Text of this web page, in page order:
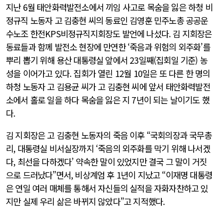
지난 6월 태안화력발전소에서 끼임 사고로 목숨을 잃은 하청 비
정규직 노동자 고 김충현 씨의 동료인 김영훈 민주노총 공공운
수노조 한전KPS비정규직지회장도 발언에 나섰다. 김 지회장은
동료들과 함께 발전소 현장에 만연한 ‘죽음과 위험의 외주화’를
뿌리 뽑기 위해 용산 대통령실 앞에서 23일째(집회일 기준) 농
성을 이어가고 있다. 집회가 열린 12월 10일은 또 다른 한 명의
하청 노동자 고 김용균 씨가 고 김충현 씨에 앞서 태안화력발전
소에서 홀로 일을 하다 목숨을 잃은 지 7년이 되는 날이기도 했
다.
김 지회장은 고 김충현 노동자의 죽음 이후 “국회의장과 국무총
리, 대통령실 비서실장까지 ‘죽음의 외주화를 막기 위해 나서겠
다, 최선을 다하겠다’ 약속한 말이 있었지만 결국 그 말이 거짓
으로 드러났다”면서, 비상계엄 후 1년이 지났고 “이재명 대통령
은 연일 여러 매체를 통해서 자신들의 실적을 자화자찬하고 있
지만 실제 우리 삶은 바뀌지 않았다”고 지적했다.